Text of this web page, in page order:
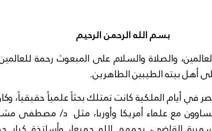
بسم الله الرحمن الرحيم
والصلاة والسلام على المبعوث رحمة
أهل بيته الطيبين الطاهرين.
في أيام الملكية كانت تمتلك بحثاً علمياً حقيقياً،
مع علماء أمريكا وأوربا، مثل د/ مصطفى